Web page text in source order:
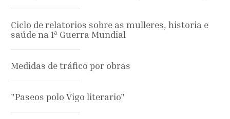
Ciclo de relatorios sobre as mulleres, historia e
saúde na 1ª Guerra Mundial
Medidas de tráfico por obras
"Paseos polo Vigo literario"